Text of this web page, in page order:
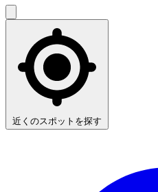
近くのスポットを探す